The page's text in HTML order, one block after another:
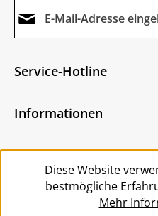
Ich habe die
bin mit ihnen
Zeichen ein*
Die mit einem Stern (*)
Service-Hotline
Informationen
Service
Diese Website
bestmögliche
Mehr